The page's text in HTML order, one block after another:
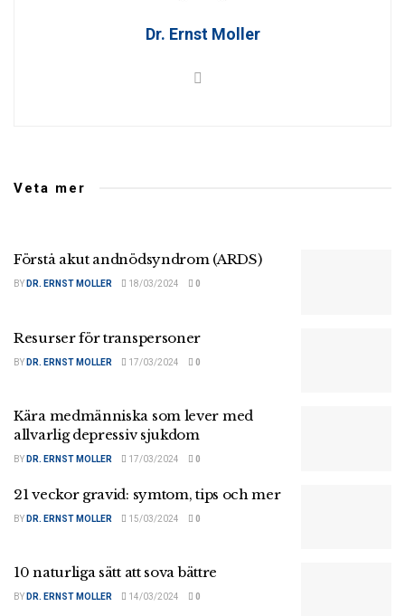
Dr. Ernst Moller
Veta mer
Förstå akut andnödsyndrom (ARDS)
BY DR. ERNST MOLLER 18/03/2024 0
Resurser för transpersoner
BY DR. ERNST MOLLER 17/03/2024 0
Kära medmänniska som lever med
allvarlig depressiv sjukdom
BY DR. ERNST MOLLER 17/03/2024 0
21 veckor gravid: symtom, tips och mer
BY DR. ERNST MOLLER 15/03/2024 0
10 naturliga sätt att sova bättre
BY DR. ERNST MOLLER 14/03/2024 0